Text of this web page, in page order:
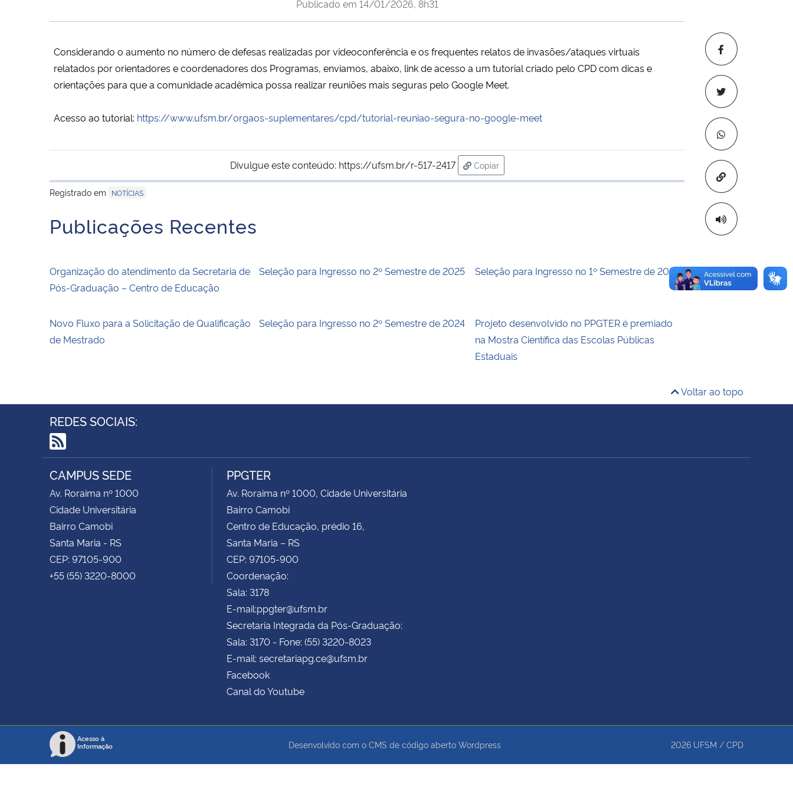
Copiar para
Publicado em 14/01/2026, 8h31
Considerando o aumento no número de defesas realizadas por videoconferência e os frequentes relatos de invasões/ataques virtuais
relatados por orientadores e coordenadores dos Programas, enviamos, abaixo, link de acesso a um tutorial criado pelo CPD com dicas e
orientações para que a comunidade acadêmica possa realizar reuniões mais seguras pelo Google Meet.
Acesso ao tutorial: https://www.ufsm.br/orgaos-suplementares/cpd/tutorial-reuniao-segura-no-google-meet
Divulgue este conteúdo: https://ufsm.br/r-517-2417
Copiar
para área de transferência
Registrado em
NOTÍCIAS
Publicações Recentes
Organização do atendimento da Secretaria de
Pós-Graduação – Centro de Educação
Seleção para Ingresso no 2º Semestre de 2025 Seleção para Ingresso no 1º Semestre de 2025
Novo Fluxo para a Solicitação de Qualificação
de Mestrado
Seleção para Ingresso no 2º Semestre de 2024
Projeto desenvolvido no PPGTER é premiado
na Mostra Científica das Escolas Públicas
Estaduais
Voltar ao topo
REDES SOCIAIS:
RSS
CAMPUS SEDE
Av. Roraima nº 1000
Cidade Universitária
Bairro Camobi
Santa Maria - RS
CEP: 97105-900
+55 (55) 3220-8000
PPGTER
Av. Roraima nº 1000, Cidade Universitária
Bairro Camobi
Centro de Educação, prédio 16,
Santa Maria – RS
CEP: 97105-900
Coordenação:
Sala: 3178
E-mail:ppgter@ufsm.br
Secretaria Integrada da Pós-Graduação:
Sala: 3170 - Fone: (55) 3220-8023
E-mail: secretariapg.ce@ufsm.br
Facebook
Canal do Youtube
Acesso à
Informação
Desenvolvido com o CMS de código aberto Wordpress 2026 UFSM / CPD